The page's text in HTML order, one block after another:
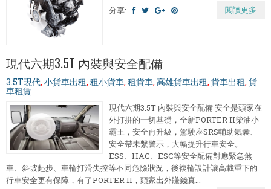
分享:
閱讀更多
現代六期3.5T 內裝與安全配備
3.5T現代, 小貨車出租, 租小貨車, 租貨車, 高雄貨車出租, 貨車出租, 貨
車租賃
現代六期3.5T 內裝與安全配備 安全是頭家在
外打拼的一切基礎，全新PORTER II柴油小
霸王，安全再升級，駕駛座SRS輔助氣囊、
安全帶未繫警示，大幅提升行車安全。
ESS、HAC、ESC等安全配備對應緊急煞
車、斜坡起步、車輪打滑失控等不同危險狀況，後複輪設計讓高載重下的
行車安全更有保障，有了PORTER II，頭家出外賺錢真...